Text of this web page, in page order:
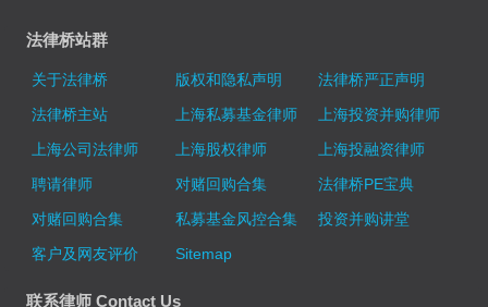
法律桥站群
关于法律桥 版权和隐私声明
法律桥严正声明
法律桥主站
上海私募基金律师
上海投资并购律师
上海公司法律师
上海股权律师
上海投融资律师
聘请律师
对赌回购合集
法律桥PE宝典
对赌回购合集
私募基金风控合集
投资并购讲堂
客户及网友评价
Sitemap
联系律师 Contact Us